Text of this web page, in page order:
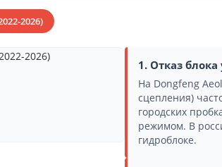
2026)
1. Отказ
На Dongfeng
сцепления)
городских
режимом. В
гидроблоке.